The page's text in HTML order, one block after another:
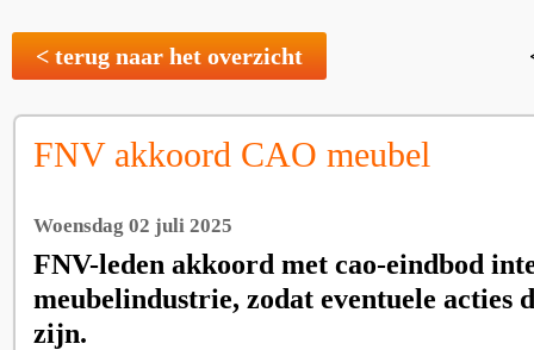
< terug naar het overzicht
FNV akkoord CAO meubel
Woensdag 02 juli 2025
FNV-leden akkoord met cao-eindbod
meubelindustrie, zodat eventuele acties
zijn.